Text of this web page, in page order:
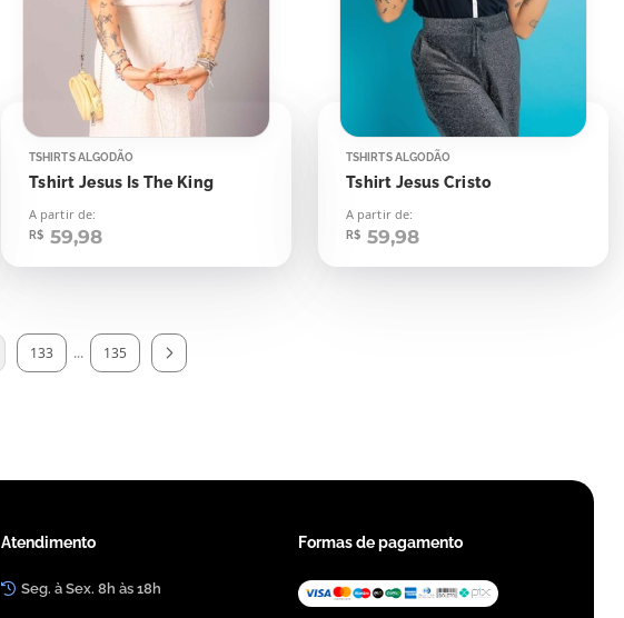
TSHIRTS ALGODÃO
Tshirt Jesus Is The King
A partir de:
R$ 59,98
TSHIRTS ALGODÃO
Tshirt Jesus Cristo
A partir de:
R$ 59,98
133 ... 135
Atendimento
Seg. à Sex. 8h às 18h
Formas de pagamento